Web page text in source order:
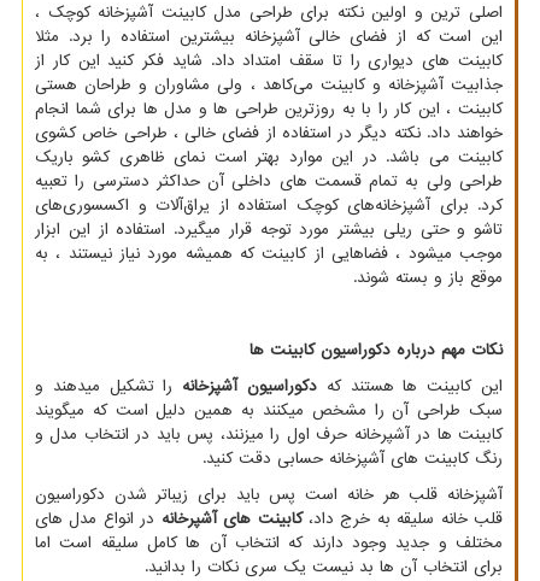
اصلی ترین و اولین نکته برای طراحی مدل کابینت آشپزخانه کوچک ،
این است که از فضای خالی آشپزخانه بیشترین استفاده را برد. مثلا
کابینت های دیواری را تا سقف امتداد داد. شاید فکر کنید این کار از
جذابیت آشپزخانه و کابینت می‌کاهد ، ولی مشاوران و طراحان هستی
کابینت ، این کار را با به روزترین طراحی‌ ها و مدل ‌ها برای شما انجام
خواهند داد. نکته دیگر در استفاده از فضای خالی ، طراحی خاص کشوی
کابینت می ‌باشد. در این موارد بهتر است نمای ظاهری کشو باریک
طراحی ولی به تمام قسمت های داخلی آن حداکثر دسترسی را تعبیه
کرد. برای آشپزخانه‌های کوچک استفاده از یراق‌آلات و اکسسوری‌های
تاشو و حتی ریلی بیشتر مورد توجه قرار میگیرد. استفاده از این ابزار
موجب میشود ، فضاهایی از کابینت که همیشه مورد نیاز نیستند ، به
موقع باز و بسته شوند.
نکات مهم درباره دکوراسیون کابینت ها
این کابینت ها هستند که دکوراسیون آشپزخانه را تشکیل میدهند و
سبک طراحی آن را مشخص میکنند به همین دلیل است که میگویند
کابینت ها در آشپرخانه حرف اول را میزنند، پس باید در انتخاب مدل و
رنگ کابینت های آشپزخانه حسابی دقت کنید.
آشپزخانه قلب هر خانه است پس باید برای زیباتر شدن دکوراسیون
قلب خانه سلیقه به خرج داد،کابینت های آشپرخانه در انواع مدل های
مختلف و جدید وجود دارند که انتخاب آن ها کامل سلیقه است اما
برای انتخاب آن ها بد نیست یک سری نکات را بدانید.